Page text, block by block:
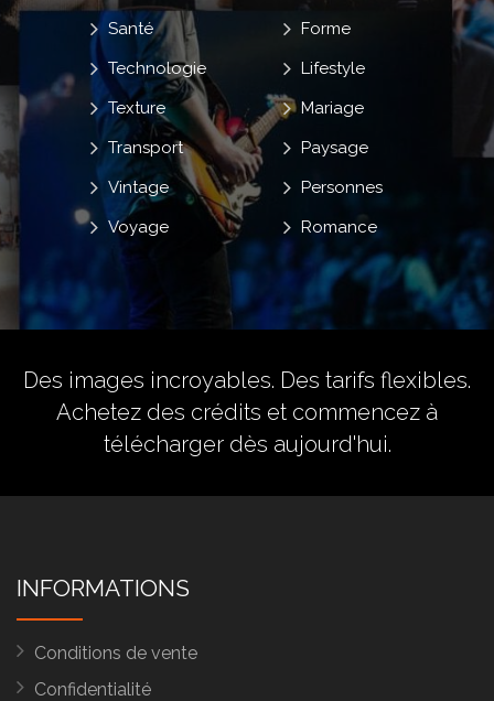
Forme
Lifestyle
Mariage
Paysage
Personnes
Romance
Santé
Technologie
Texture
Transport
Vintage
Voyage
Des images incroyables. Des tarifs flexibles.
Achetez des crédits et commencez à
télécharger dès aujourd'hui.
INFORMATIONS
Conditions de vente
Confidentialité